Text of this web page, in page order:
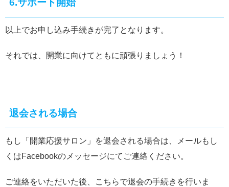
6.サポート開始
以上でお申し込み手続きが完了となります。
それでは、開業に向けてともに頑張りましょう！
退会される場合
もし「開業応援サロン」を退会される場合は、メールもし
くはFacebookのメッセージにてご連絡ください。
ご連絡をいただいた後、こちらで退会の手続きを行いま